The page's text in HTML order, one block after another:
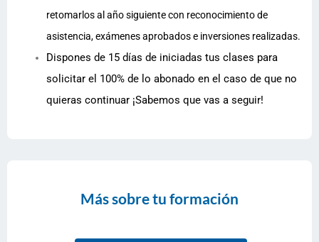
retomarlos al año siguiente con reconocimiento de
asistencia, exámenes aprobados e inversiones realizadas.
Dispones de 15 días de iniciadas tus clases para
solicitar el 100% de lo abonado en el caso de que no
quieras continuar ¡Sabemos que vas a seguir!
Más sobre tu formación